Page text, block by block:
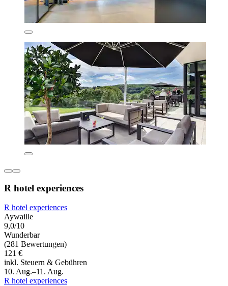
R hotel experiences
R hotel experiences
Aywaille
9,0/10
Wunderbar
(281 Bewertungen)
121 €
inkl. Steuern & Gebühren
10. Aug.–11. Aug.
R hotel experiences